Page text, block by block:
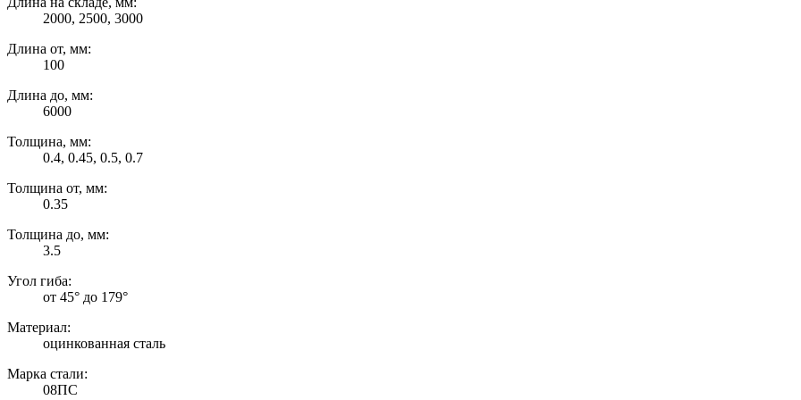
2000, 2500, 3000
Длина от, мм:
100
Длина до, мм:
6000
Толщина, мм:
0.4, 0.45, 0.5, 0.7
Толщина от, мм:
0.35
Толщина до, мм:
3.5
Угол гиба:
от 45° до 179°
Материал:
оцинкованная сталь
Марка стали:
08ПС